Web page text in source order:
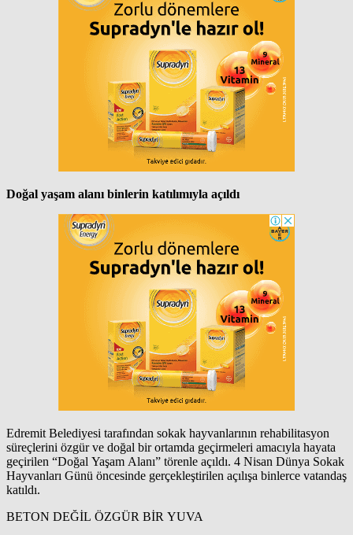
Doğal yaşam alanı binlerin katılımıyla açıldı
Edremit Belediyesi tarafından sokak hayvanlarının rehabilitasyon
süreçlerini özgür ve doğal bir ortamda geçirmeleri amacıyla hayata
geçirilen “Doğal Yaşam Alanı” törenle açıldı. 4 Nisan Dünya Sokak
Hayvanları Günü öncesinde gerçekleştirilen açılışa binlerce vatandaş
katıldı.
BETON DEĞİL ÖZGÜR BİR YUVA